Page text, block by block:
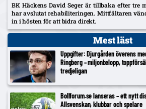
BK Häckens David Seger är tillbaka efter tre
har avslutat rehabiliteringen. Mittfältaren
in i hösten för att bidra direkt.
Mest läst
Uppgifter: Djurgården överens
Ringberg – miljonbelopp,
tredjeligan
Bollforum.se lanseras – ett nytt
Allsvenskan, klubbar och spelare